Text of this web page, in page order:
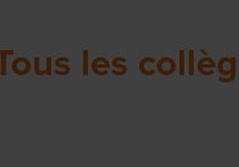
les